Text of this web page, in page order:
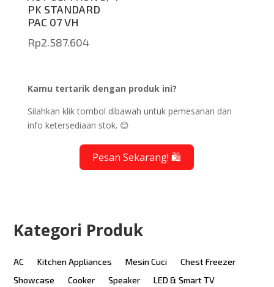
PK STANDARD
PAC 07 VH
Rp2.587.604
Kamu tertarik dengan produk ini?
Silahkan klik tombol dibawah untuk pemesanan dan
info ketersediaan stok. 😊
Pesan Sekarang! 🛍️
Kategori Produk
AC Kitchen Appliances Mesin Cuci
Chest Freezer
Showcase
Cooker Speaker
LED & Smart TV